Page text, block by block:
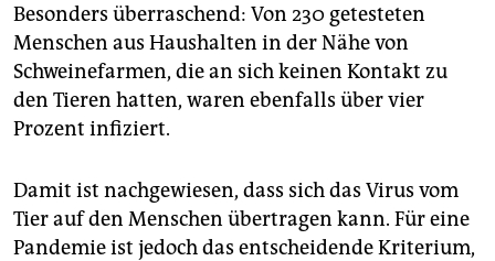
Besonders überraschend: Von 230 getesteten
Menschen aus Haushalten in der Nähe von
Schweinefarmen, die an sich keinen Kontakt zu
den Tieren hatten, waren ebenfalls über vier
Prozent infiziert.
Damit ist nachgewiesen, dass sich das Virus vom
Tier auf den Menschen übertragen kann. Für eine
Pandemie ist jedoch das entscheidende Kriterium,